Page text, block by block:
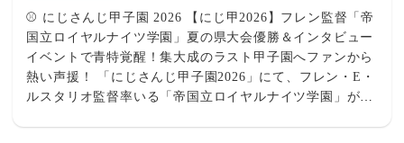
コメントでも「個人的に今年のにじ甲で一番盛り上がった
かも」「神回すぎて涙出た。最高だよ麒麟高校」と大絶賛
が寄せられています。 苦しい時も笑顔を絶やさない姿
勢！宇佐美監督の情熱が引き寄せた「運の波」 どんなに
試練が立ちふさがっても前向きに全力で楽しむ宇佐美監督
要因。「宇佐美って苦しいときでも楽しみながら頑張って
⚾ にじさんじ甲子園 2026 【にじ甲2026】フレン監督「帝
国立ロイヤルナイツ学園」夏の県大会優勝＆インタビュー
イベントで青特覚醒！集大成のラスト甲子園へファンから
熱い声援！ 「にじさんじ甲子園2026」にて、フレン・E・
ルスタリオ監督率いる「帝国立ロイヤルナイツ学園」が3